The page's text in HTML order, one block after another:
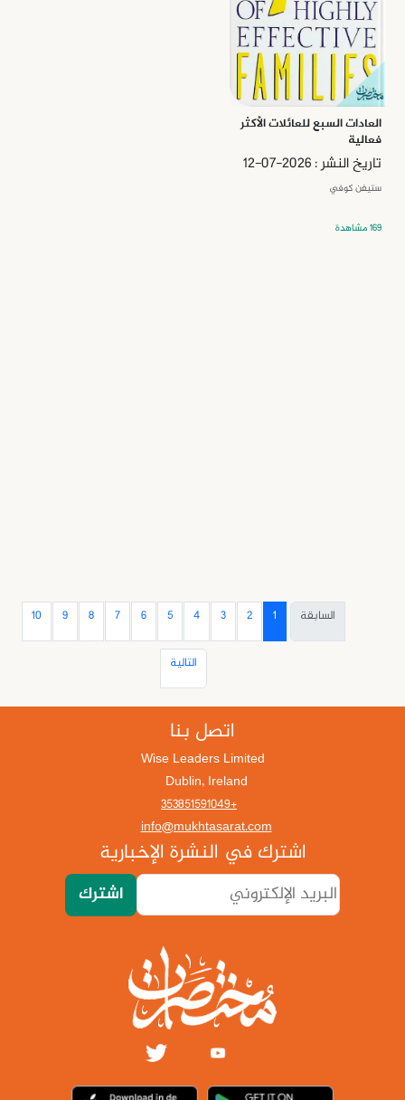
العادات السبع للعائلات الأكثر
فعالية
تاريخ النشر : 2026-07-12
ستيفن كوفي
169 مشاهدة
السابقة 1
2
3
4
5
6
7
8
9
10
التالية
اتصل بنا
Wise Leaders Limited
Dublin, Ireland
+353851591049
info@mukhtasarat.com
اشترك في النشرة الإخبارية
اشترك